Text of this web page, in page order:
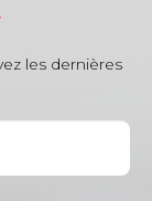
les dernières